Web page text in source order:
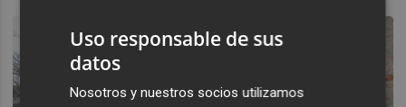
Uso responsable de sus
datos
Nosotros y nuestros socios utilizamos